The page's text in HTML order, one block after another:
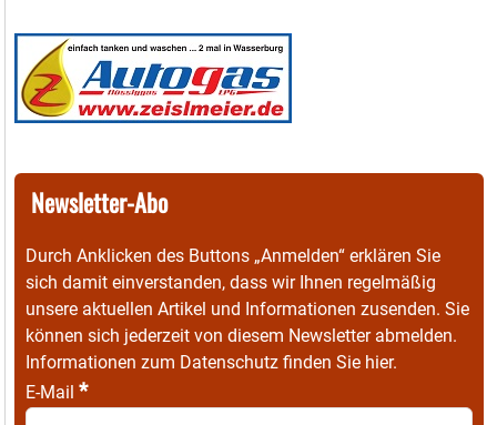
Newsletter-Abo
Durch Anklicken des Buttons „Anmelden“ erklären Sie
sich damit einverstanden, dass wir Ihnen regelmäßig
unsere aktuellen Artikel und Informationen zusenden. Sie
können sich jederzeit von diesem Newsletter abmelden.
Informationen zum Datenschutz finden Sie hier.
E-Mail *